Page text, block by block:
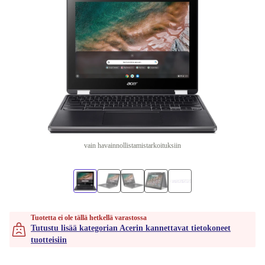
vain havainnollistamistarkoituksiin
Tuotetta ei ole tällä hetkellä varastossa
Tutustu lisää kategorian Acerin kannettavat tietokoneet
tuotteisiin